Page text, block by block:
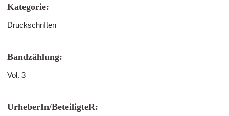
Kategorie:
Druckschriften
Bandzählung:
Vol. 3
UrheberIn/BeteiligteR: